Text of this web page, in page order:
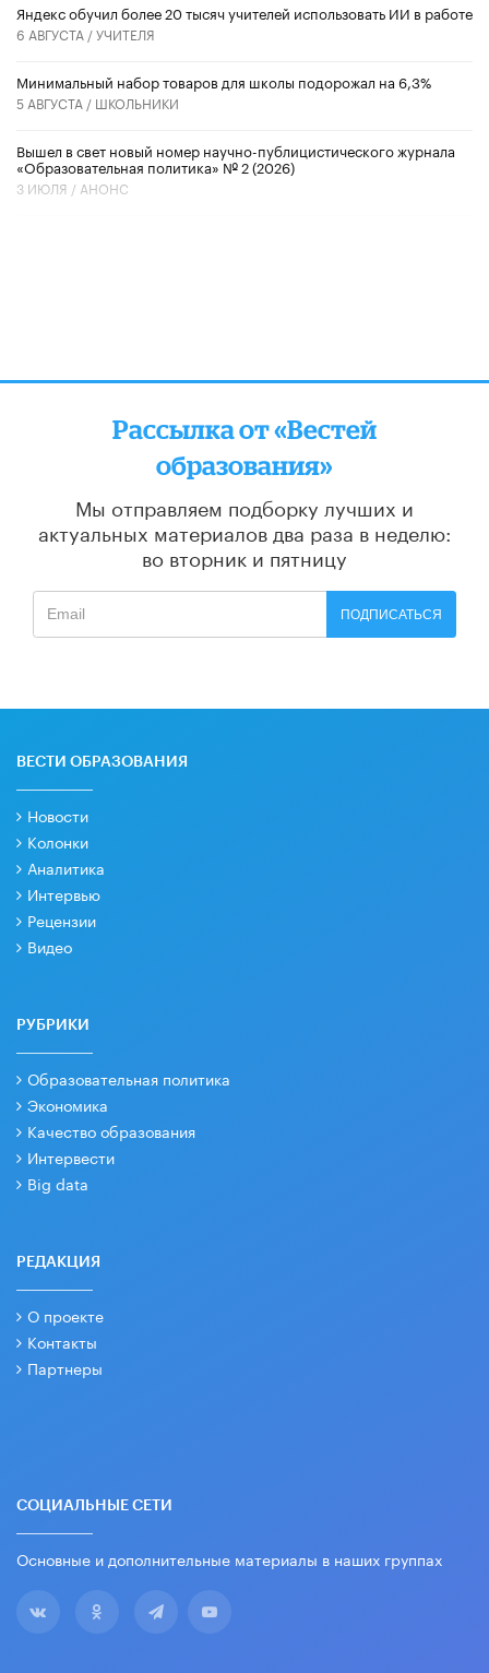
​Яндекс обучил более 20 тысяч учителей использовать ИИ в работе
6 АВГУСТА /УЧИТЕЛЯ
Минимальный набор товаров для школы подорожал на 6,3%
5 АВГУСТА / ШКОЛЬНИКИ
Вышел в свет новый номер научно-публицистического журнала
«Образовательная политика» № 2 (2026)
3 ИЮЛЯ / АНОНС
Рассылка от «Вестей
образования»
Мы отправляем подборку лучших и
актуальных материалов два раза в неделю:
во вторник и пятницу
ПОДПИСАТЬСЯ
ВЕСТИ ОБРАЗОВАНИЯ
Новости
Колонки
Аналитика
Интервью
Рецензии
Видео
РУБРИКИ
Образовательная политика
Экономика
Качество образования
Интервести
Big data
РЕДАКЦИЯ
О проекте
Контакты
Партнеры
СОЦИАЛЬНЫЕ СЕТИ
Основные и дополнительные материалы в наших группах